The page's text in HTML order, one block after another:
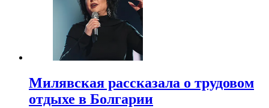
Милявская рассказала о трудовом
отдыхе в Болгарии